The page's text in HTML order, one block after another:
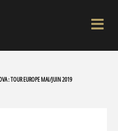
: TOUR EUROPE MAI/JUIN 2019